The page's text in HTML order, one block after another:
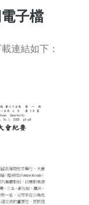
子檔
連結如下：